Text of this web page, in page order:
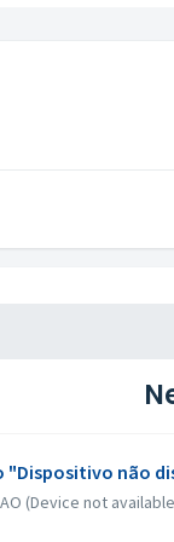
"Dispositivo não
(Device not